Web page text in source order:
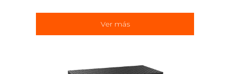
Ver más